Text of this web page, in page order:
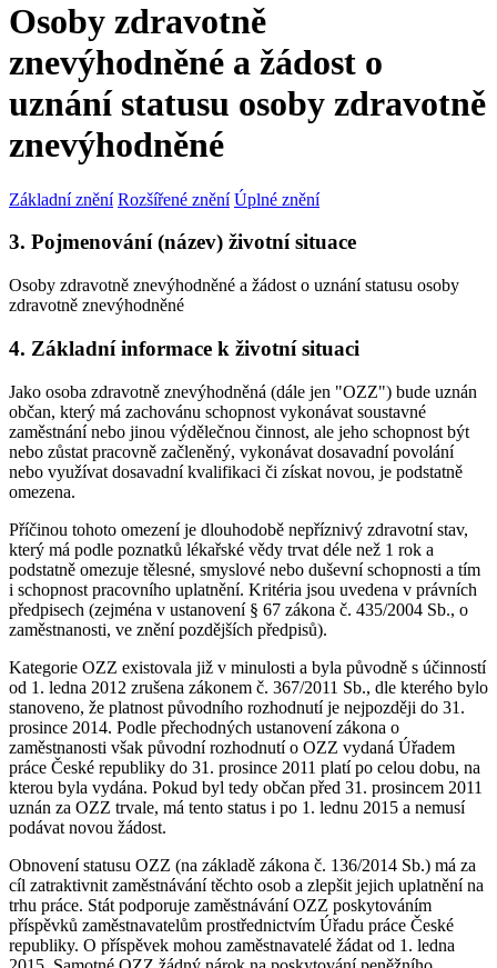
Osoby zdravotně
znevýhodněné a žádost o
uznání statusu osoby zdravotně
znevýhodněné
Základní znění Rozšířené znění Úplné znění
3. Pojmenování (název) životní situace
Osoby zdravotně znevýhodněné a žádost o uznání statusu osoby
zdravotně znevýhodněné
4. Základní informace k životní situaci
Jako osoba zdravotně znevýhodněná (dále jen "OZZ") bude uznán
občan, který má zachovánu schopnost vykonávat soustavné
zaměstnání nebo jinou výdělečnou činnost, ale jeho schopnost být
nebo zůstat pracovně začleněný, vykonávat dosavadní povolání
nebo využívat dosavadní kvalifikaci či získat novou, je podstatně
omezena.
Příčinou tohoto omezení je dlouhodobě nepříznivý zdravotní stav,
který má podle poznatků lékařské vědy trvat déle než 1 rok a
podstatně omezuje tělesné, smyslové nebo duševní schopnosti a tím
i schopnost pracovního uplatnění. Kritéria jsou uvedena v právních
předpisech (zejména v ustanovení § 67 zákona č. 435/2004 Sb., o
zaměstnanosti, ve znění pozdějších předpisů).
Kategorie OZZ existovala již v minulosti a byla původně s účinností
od 1. ledna 2012 zrušena zákonem č. 367/2011 Sb., dle kterého bylo
stanoveno, že platnost původního rozhodnutí je nejpozději do 31.
prosince 2014. Podle přechodných ustanovení zákona o
zaměstnanosti však původní rozhodnutí o OZZ vydaná Úřadem
práce České republiky do 31. prosince 2011 platí po celou dobu, na
kterou byla vydána. Pokud byl tedy občan před 31. prosincem 2011
uznán za OZZ trvale, má tento status i po 1. lednu 2015 a nemusí
podávat novou žádost.
Obnovení statusu OZZ (na základě zákona č. 136/2014 Sb.) má za
cíl zatraktivnit zaměstnávání těchto osob a zlepšit jejich uplatnění na
trhu práce. Stát podporuje zaměstnávání OZZ poskytováním
příspěvků zaměstnavatelům prostřednictvím Úřadu práce České
republiky. O příspěvek mohou zaměstnavatelé žádat od 1. ledna